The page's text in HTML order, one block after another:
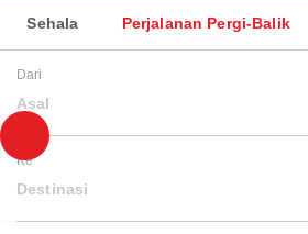
Sehala Perjalanan Pergi-Balik
Dari
Asal
Ke
Destinasi